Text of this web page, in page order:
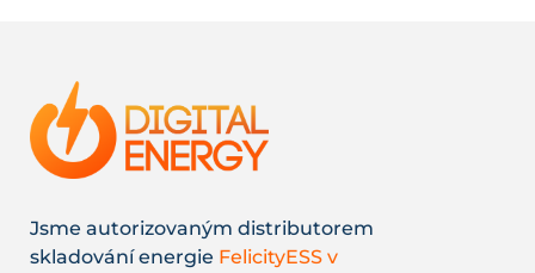
Jsme autorizovaným distributorem
skladování energie FelicityESS v